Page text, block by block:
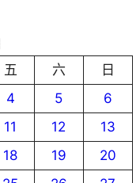
五 六
日
4 5
6
11 12
13
18 19
20